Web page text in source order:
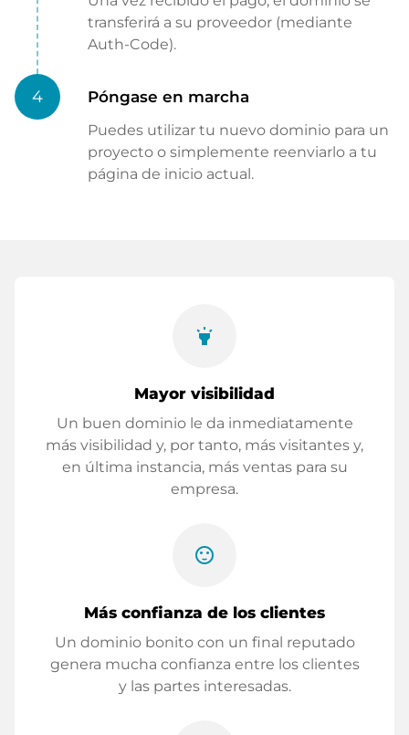
transferirá a su proveedor (mediante
Auth-Code).
4 Póngase en marcha
Puedes utilizar tu nuevo dominio para un
proyecto o simplemente reenviarlo a tu
página de inicio actual.
highlight
Mayor visibilidad
Un buen dominio le da inmediatamente
más visibilidad y, por tanto, más visitantes y,
en última instancia, más ventas para su
empresa.
sentiment_satisfied
Más confianza de los clientes
Un dominio bonito con un final reputado
genera mucha confianza entre los clientes
y las partes interesadas.